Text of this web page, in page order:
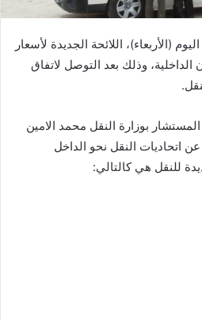
(الأربعاء)، اللائحة الجديدة لأسعار
وذلك بعد التوصل لاتفاق
بوزارة النقل محمد الامين
اتحاديات النقل نحو الداخل
للنقل هي كالتالي: